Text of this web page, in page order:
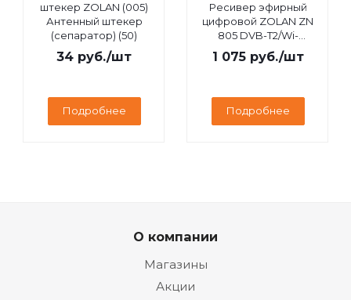
штекер ZOLAN (005)
Антенный штекер
(сепаратор) (50)
34 руб./шт
Подробнее
Ресивер эфирный
цифровой ZOLAN ZN
805 DVB-T2/Wi-
Fi/IPTV/MEGOGO/YouTube,
дисплей
1 075руб./шт
Подробнее
О компании
Магазины
Акции